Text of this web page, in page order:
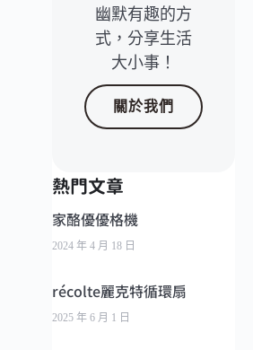
幽默有趣的方
式，分享生活
大小事！
關於我們
熱門文章
家酪優優格機
2024 年 4 月 18 日
récolte麗克特循環扇
2025 年 6 月 1 日